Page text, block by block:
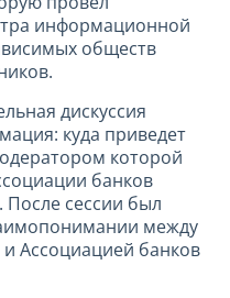
информационной
обществ
дискуссия
куда приведет
которой
банков
После сессии был
между
Ассоциацией банков